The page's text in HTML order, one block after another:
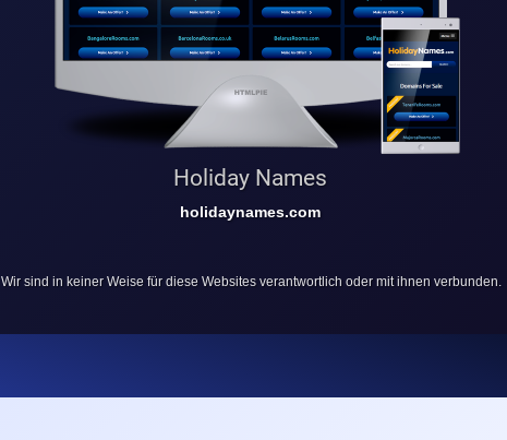
Holiday Names
holidaynames.com
Wir sind in keiner Weise für diese Websites verantwortlich oder mit ihnen verbunden.